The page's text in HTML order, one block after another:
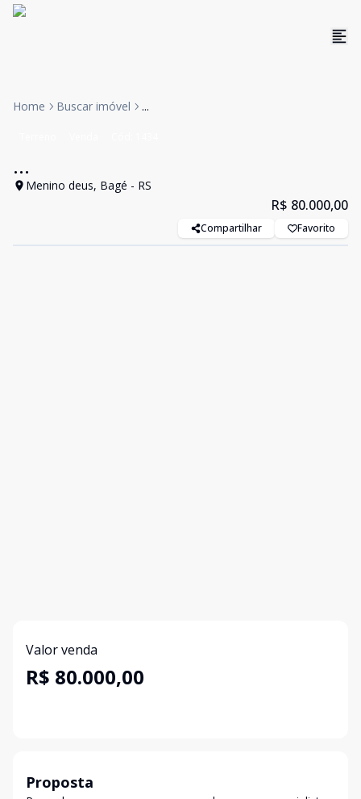
Home Buscar imóvel ...
...
Menino deus, Bagé - RS
R$ 80.000,00
Compartilhar Favorito
Valor venda
R$ 80.000,00
Proposta